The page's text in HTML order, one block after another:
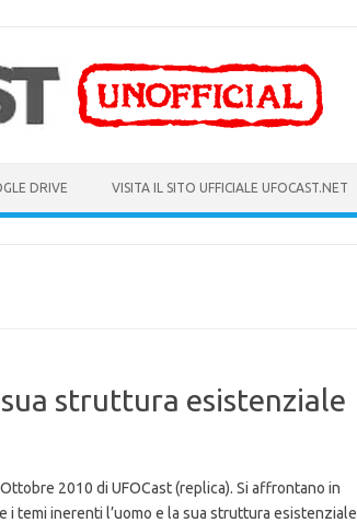
DRIVE VISITA IL SITO UFFICIALE UFOCAST.NET
sua struttura esistenziale
2010 di UFOCast (replica). Si affrontano in
i temi inerenti l’uomo e la sua struttura esistenziale